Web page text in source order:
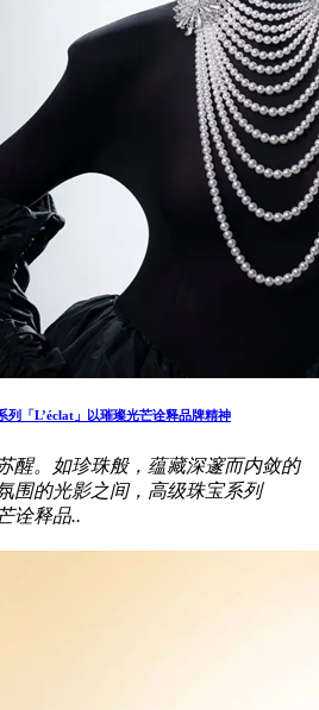
「L’éclat」以璀璨光芒诠释品牌精神
醒。如珍珠般，蕴藏深邃而内敛的
围的光影之间，高级珠宝系列
诠释品..